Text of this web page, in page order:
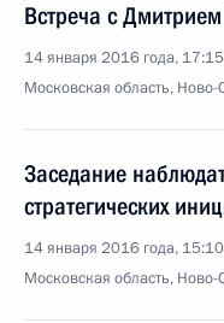
Встреча с
14 января 2016 года, 17:15
Московская область, Ново-
Заседание
стратегических
14 января 2016 года, 15:10
Московская область, Ново-